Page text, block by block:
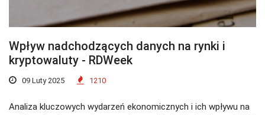
Wpływ nadchodzących danych na rynki i
kryptowaluty - RDWeek
09 Luty 2025 1210
Analiza kluczowych wydarzeń ekonomicznych i ich wpływu na